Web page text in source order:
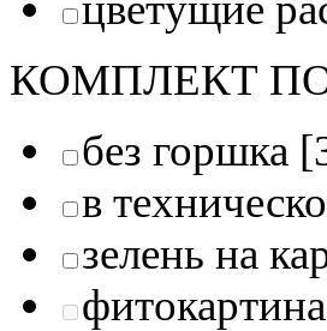
КОМПЛЕКТ
без горшка
в
зелень на